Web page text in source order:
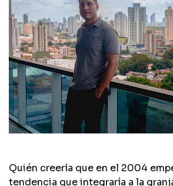
Quién creería que en el 2004
tendencia que integraría a la